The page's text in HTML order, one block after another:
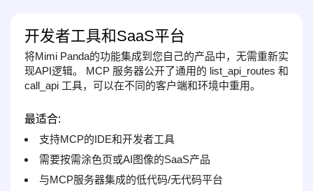
开发者工具和SaaS平台
将Mimi Panda的功能集成到您自己的产品中，无需重新实
现API逻辑。 MCP 服务器公开了通用的 list_api_routes 和
call_api 工具，可以在不同的客户端和环境中重用。
最适合:
支持MCP的IDE和开发者工具
需要按需涂色页或AI图像的SaaS产品
与MCP服务器集成的低代码/无代码平台